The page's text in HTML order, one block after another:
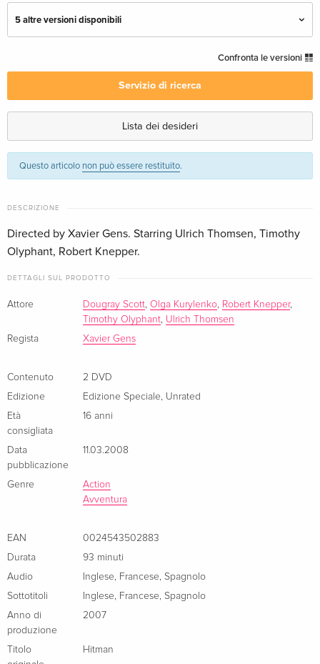
5 altre versioni disponibili
CHF 16.50
Edizione Speciale, Unrated, 2 DVD — (scelto)
Inglese · US Version
Esaurito
Edizione standard
Non censurata, Version Intégrale
Extended Edition
Esaurito
Confronta le versioni
Servizio di ricerca
Lista dei desideri
Questo articolo non può essere restituito.
DESCRIZIONE
Directed by Xavier Gens. Starring Ulrich Thomsen, Timothy
Olyphant, Robert Knepper.
DETTAGLI SUL PRODOTTO
Attore Dougray Scott, Olga Kurylenko, Robert Knepper,
Timothy Olyphant, Ulrich Thomsen
Regista
Xavier Gens
Contenuto
2 DVD
Edizione
Edizione Speciale, Unrated
Età
consigliata
16 anni
Data
pubblicazione
11.03.2008
Genre
Action
Avventura
EAN
0024543502883
Durata
93 minuti
Audio
Inglese, Francese, Spagnolo
Sottotitoli
Inglese, Francese, Spagnolo
Anno di
produzione
2007
Titolo
Hitman